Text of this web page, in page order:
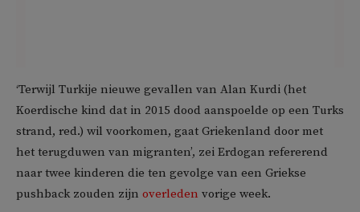
‘Terwijl Turkije nieuwe gevallen van Alan Kurdi (het
Koerdische kind dat in 2015 dood aanspoelde op een Turks
strand, red.) wil voorkomen, gaat Griekenland door met
het terugduwen van migranten’, zei Erdogan refererend
naar twee kinderen die ten gevolge van een Griekse
pushback zouden zijn overleden vorige week.